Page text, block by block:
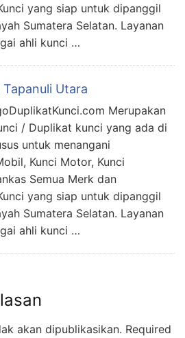
yang siap untuk dipanggil
Sumatera Selatan. Layanan
ahli kunci …
Utara
Merupakan
/ Duplikat kunci yang ada di
untuk menangani
Kunci Motor, Kunci
Semua Merk dan
yang siap untuk dipanggil
Sumatera Selatan. Layanan
ahli kunci …
akan dipublikasikan. Required